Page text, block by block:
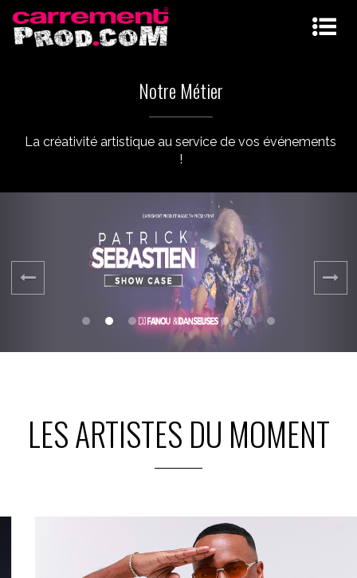
Notre Métier
La créativité artistique au service de vos événements
!
LES ARTISTES DU MOMENT